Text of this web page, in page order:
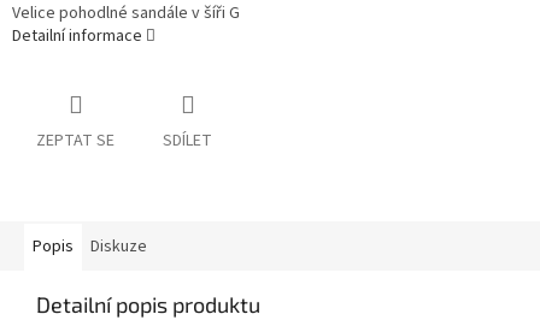
Velice pohodlné sandále v šíři G
Detailní informace
ZEPTAT SE SDÍLET
Popis Diskuze
Detailní popis produktu